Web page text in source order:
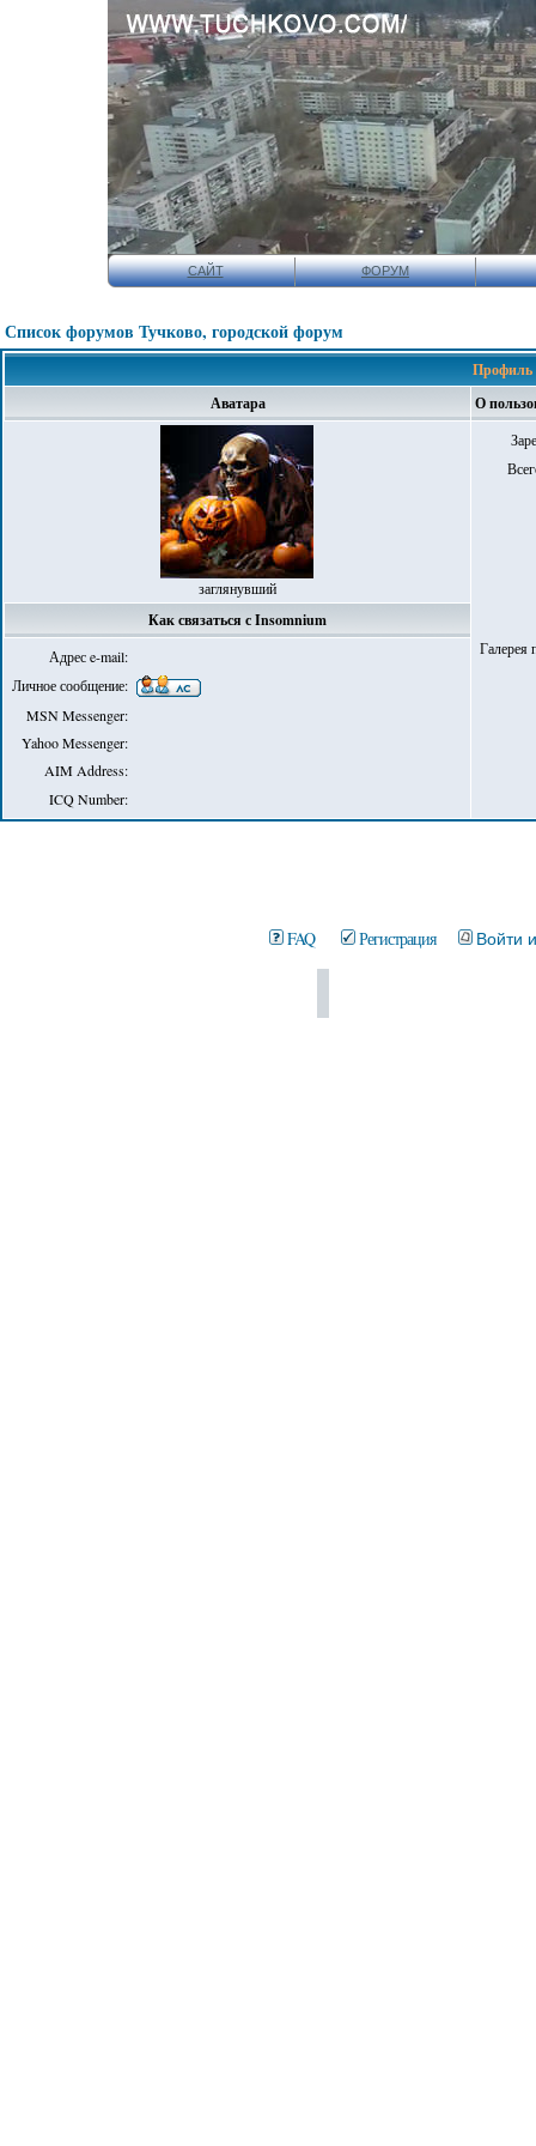
САЙТ ФОРУМ
Список форумов Тучково, городской форум
Профиль
Аватара
О
заглянувший
Галерея
Как связаться с Insomnium
Адрес e-mail:
Личное сообщение:
MSN Messenger:
Yahoo Messenger:
AIM Address:
ICQ Number:
FAQ Регистрация Войти